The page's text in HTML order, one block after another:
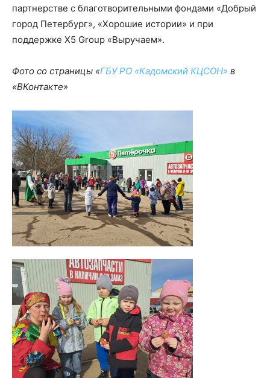
партнерстве с благотворительными фондами «Добрый
город Петербург», «Хорошие истории» и при
поддержке X5 Group «Выручаем».
Фото со страницы «ГБУ РО «Кадомский КЦСОН» в
«ВКонтакте»